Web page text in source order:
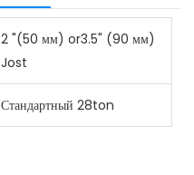
2 "(50 мм) or3.5" (90 мм)
Jost
Стандартный 28ton